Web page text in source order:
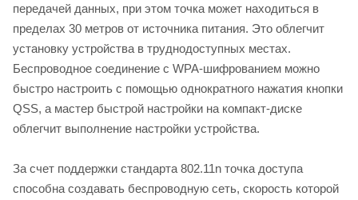
передачей данных, при этом точка может находиться в
пределах 30 метров от источника питания. Это облегчит
установку устройства в труднодоступных местах.
Беспроводное соединение с WPA-шифрованием можно
быстро настроить с помощью однократного нажатия кнопки
QSS, а мастер быстрой настройки на компакт-диске
облегчит выполнение настройки устройства.
За счет поддержки стандарта 802.11n точка доступа
способна создавать беспроводную сеть, скорость которой